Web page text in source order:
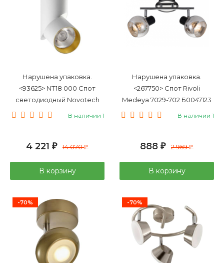
Нарушена упаковка.
<93625> NT18 000 Спот
светодиодный Novotech
Union 357540
В наличии 1
4 221 ₽ 14 070₽
В корзину
Нарушена упаковка.
<267750> Спот Rivoli
Medeya 7029-702 Б0047123
В наличии 1
888 ₽ 2 959₽
В корзину
-70% -70%